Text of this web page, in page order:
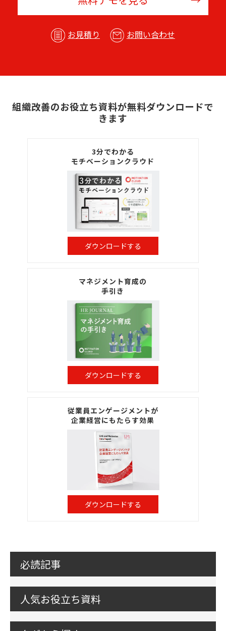
お見積り お問い合わせ
組織改善のお役立ち資料が無料ダウンロードで
きます
3分でわかる
モチベーションクラウド
ダウンロードする
マネジメント育成の
手引き
ダウンロードする
従業員エンゲージメントが
企業経営にもたらす効果
ダウンロードする
必読記事
人気お役立ち資料